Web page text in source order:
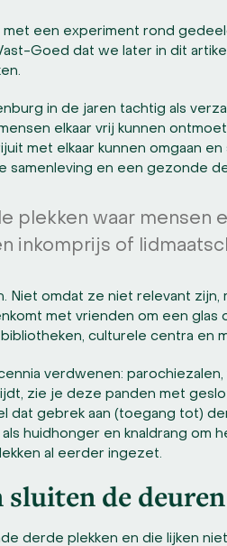
een experiment rond
Goed dat we later in dit
in de jaren tachtig als
elkaar vrij kunnen
met elkaar kunnen omgaan
en een gezonde
plekken waar mensen
inkomprijs of
Niet omdat ze niet relevant
met vrienden om een
culturele centra en
verdwenen:
zie je deze panden met
dat gebrek aan (toegang tot)
huidhonger en knaldrang om
al eerder ingezet.
de deuren
derde plekken en die lijken